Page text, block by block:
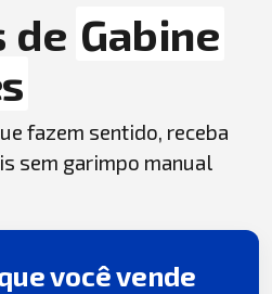
de Gabine
fazem sentido, receba
sem garimpo manual
você vende